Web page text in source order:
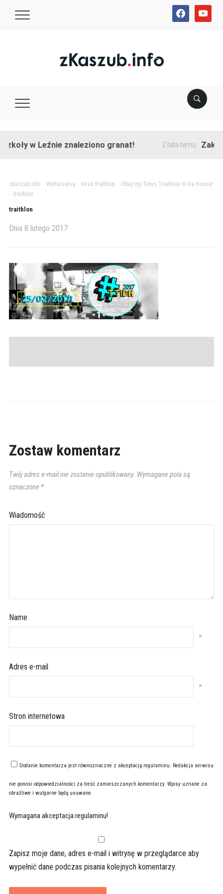
facebookyoutube
w Leźnie znaleziono granat! 2 lata temu
zKaszub.info> Wydarzenia torus triathlon
Obejrzyj Torus Triathlon In Da House!
traithlon
traithlon
Dnia 8 lutego 2017
Zostaw komentarz
Twój adres e-mail nie zostanie opublikowany. Wymagane pola są
oznaczone *
Wiadomość
Name
*
Adres e-mail
*
Stron internetowa
Dodanie komentarza jest równoznaczne z akceptacją regulaminu. Redakcja serwisu
nie ponosi odpowiedzialności za treść zamieszczanych komentarzy. Wpisy uznane za
obraźliwe i wulgarne będą usuwane.
Wymagana akceptacja regulaminu!
Zapisz moje dane, adres e-mail i witrynę w przeglądarce aby
wypełnić dane podczas pisania kolejnych komentarzy.